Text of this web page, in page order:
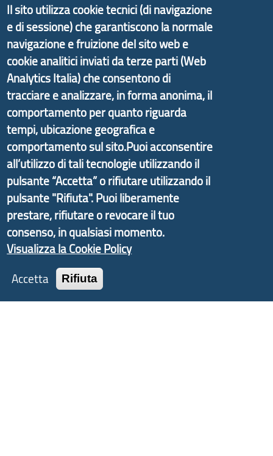
Il portale di marketing territoriale e sviluppo locale
di Genova Città Metropolitana si è sviluppato a
partire dal progetto nazionale Aree Interne
promosso dal Dipartimento per lo Sviluppo
Economico e finalizzato al rilancio socio-economico
delle valli dell’entroterra. In particolare fornisce
informazioni ed aggiornamenti sullaStrategia
d'Area Antola-Tigullio, in collaborazione con Regione
Liguria ed ANCI Liguria.
Copyright © 2017 Città metropolitana di Genova |
CF: 80007350103
Tecnologie e Accessibilità
Il sito utilizza cookie tecnici (di navigazione
e di sessione) che garantiscono la normale
navigazione e fruizione del sito web e
cookie analitici inviati da terze parti (Web
Analytics Italia) che consentono di
tracciare e analizzare, in forma anonima, il
comportamento per quanto riguarda
tempi, ubicazione geografica e
comportamento sul sito.Puoi acconsentire
all’utilizzo di tali tecnologie utilizzando il
pulsante “Accetta” o rifiutare utilizzando il
pulsante "Rifiuta". Puoi liberamente
prestare, rifiutare o revocare il tuo
consenso, in qualsiasi momento.
Visualizza la Cookie Policy
Accetta
Rifiuta